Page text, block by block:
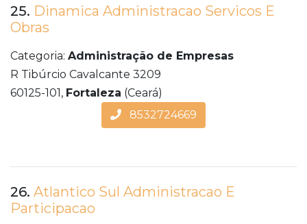
25. Dinamica Administracao Servicos E
Obras
Categoria: Administração de Empresas
R Tibúrcio Cavalcante 3209
60125-101, Fortaleza (Ceará)
8532724669
26. Atlantico Sul Administracao E
Participacao